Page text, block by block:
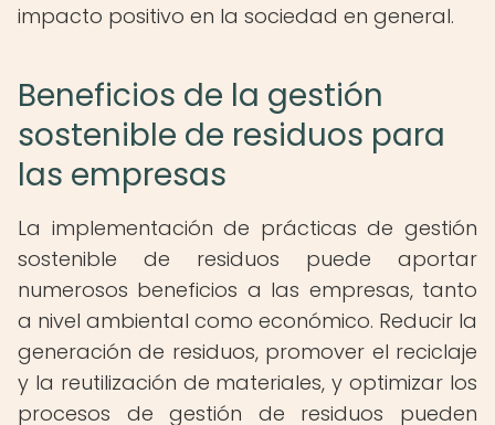
impacto positivo en la sociedad en general.
Beneficios de la gestión
sostenible de residuos para
las empresas
La implementación de prácticas de gestión
sostenible de residuos puede aportar
numerosos beneficios a las empresas, tanto
a nivel ambiental como económico. Reducir la
generación de residuos, promover el reciclaje
y la reutilización de materiales, y optimizar los
procesos de gestión de residuos pueden